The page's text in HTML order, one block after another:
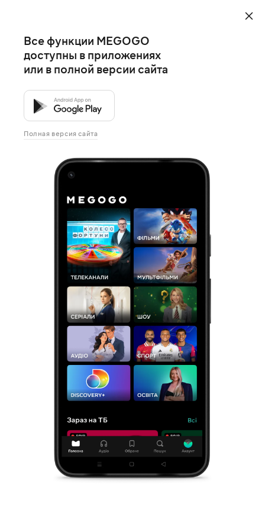
Все функции MEGOGO
доступны в приложениях
или в полной версии сайта
Полная версия сайта